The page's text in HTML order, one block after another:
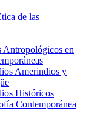
de las
Antropológicos en
Amerindios y
Históricos
Contemporánea